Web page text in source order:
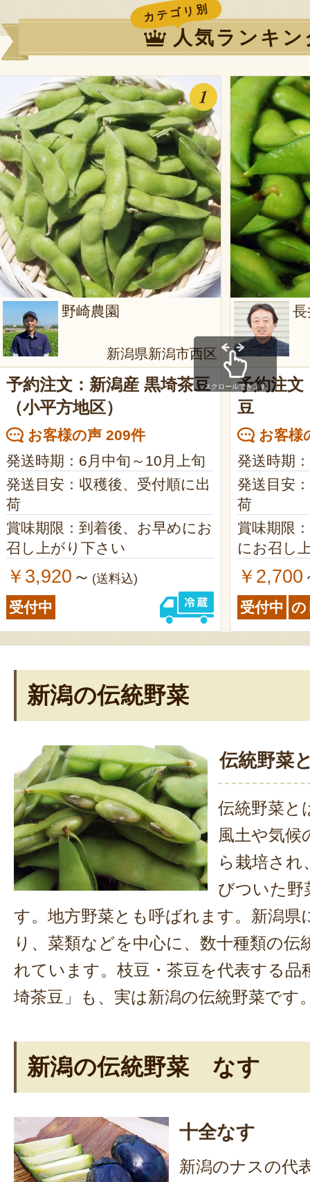
カテゴリ別
人気ランキン
野崎農園
新潟県新潟市西区
予約注文：新潟産 黒埼茶豆
（小平方地区）
お客様の声 209件
発送時期：6月中旬～10月上旬
発送目安：収穫後、受付順に出
荷
賞味期限：到着後、お早めにお
召し上がり下さい
￥3,920 ～ (送料込)
受付中
予約注文
豆
お客様
発送時期
発送目安
荷
賞味期限
にお召し
￥2,700
受付中 の
スクロールできます
新潟の伝統野菜
伝統野菜
伝統野菜と
風土や気候
ら栽培され
びついた野
す。地方野菜とも呼ばれます。新潟県
り、菜類などを中心に、数十種類の伝
れています。枝豆・茶豆を代表する品
埼茶豆」も、実は新潟の伝統野菜です
新潟の伝統野菜 なす
十全なす
新潟のナスの代